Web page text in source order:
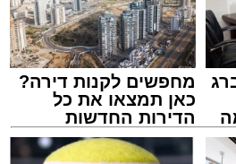
מחפשים לקנות דירה?
כאן תמצאו את כל
הדירות החדשות
למכירה באשדוד >>>